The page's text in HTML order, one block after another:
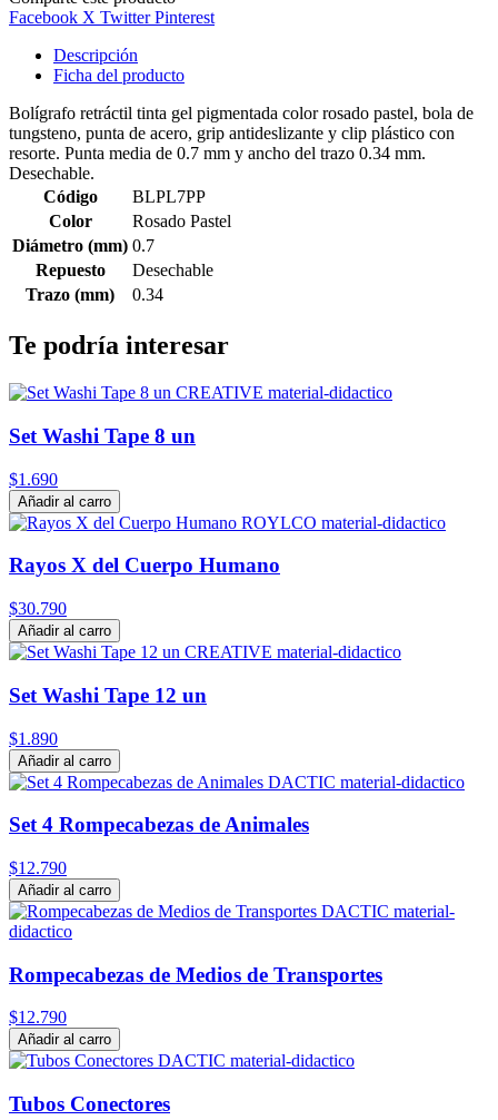
Facebook X Twitter Pinterest
Descripción
Ficha del producto
Bolígrafo retráctil tinta gel pigmentada color rosado pastel, bola de
tungsteno, punta de acero, grip antideslizante y clip plástico con
resorte. Punta media de 0.7 mm y ancho del trazo 0.34 mm.
Desechable.
Código
BLPL7PP
Color
Rosado Pastel
Diámetro (mm) 0.7
Repuesto
Desechable
Trazo (mm)
0.34
Te podría interesar
Set Washi Tape 8 un
$1.690
Añadir al carro
Rayos X del Cuerpo Humano
$30.790
Añadir al carro
Set Washi Tape 12 un
$1.890
Añadir al carro
Set 4 Rompecabezas de Animales
$12.790
Añadir al carro
Rompecabezas de Medios de Transportes
$12.790
Añadir al carro
Tubos Conectores